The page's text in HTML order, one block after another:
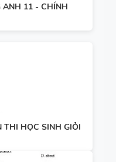
ANH 11 - CHÍNH
THI HỌC SINH GIỎI